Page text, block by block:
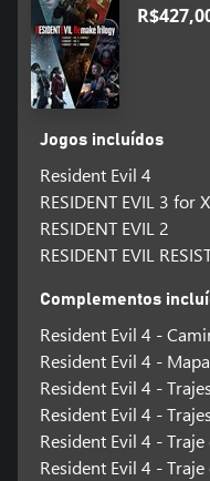
Jogos incluídos
Resident Evil 4
RESIDENT EVIL 3 for
RESIDENT EVIL 2
RESIDENT EVIL
Complementos
Resident Evil 4 -
Resident Evil 4 -
Resident Evil 4 -
Resident Evil 4 -
Resident Evil 4 -
Resident Evil 4 -